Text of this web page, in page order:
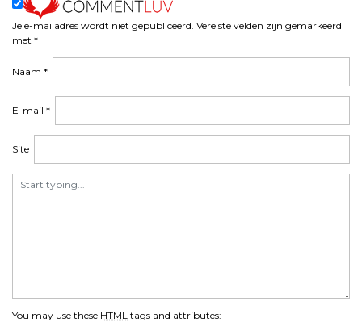
Je e-mailadres wordt niet gepubliceerd. Vereiste velden zijn gemarkeerd
met *
You may use these HTML tags and attributes:
Naam *
E-mail *
Site